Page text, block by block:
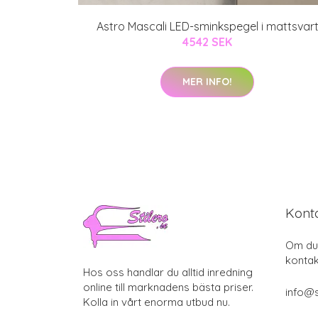
Astro Mascali LED-sminkspegel i mattsvart
4542 SEK
MER INFO!
Hos oss handlar du alltid inredning
online till marknadens bästa priser.
Kolla in vårt enorma utbud nu.
Om